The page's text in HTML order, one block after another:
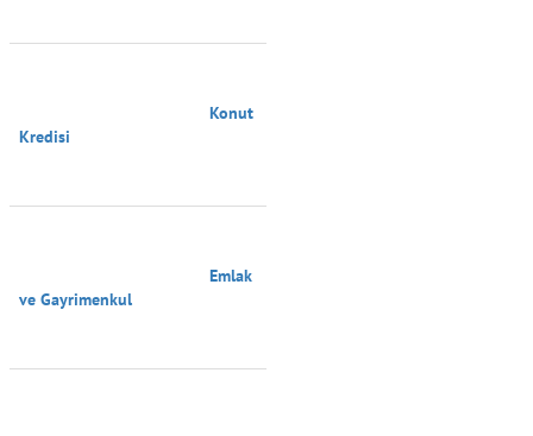
Kredisi
ve Gayrimenkul